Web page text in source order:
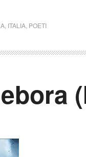
ITALIA POETI